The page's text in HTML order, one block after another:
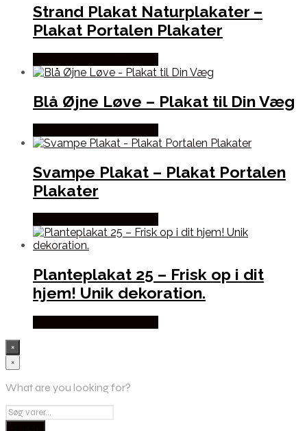
Strand Plakat Naturplakater –
Plakat Portalen Plakater
Blå Øjne Løve – Plakat til Din Væg
Svampe Plakat – Plakat Portalen
Plakater
Planteplakat 25 – Frisk op i dit
hjem! Unik dekoration.
×
×
What are you looking for?